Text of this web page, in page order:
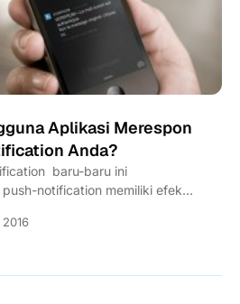
Aplikasi Merespon
Anda?
baru-baru ini
notification memiliki efek